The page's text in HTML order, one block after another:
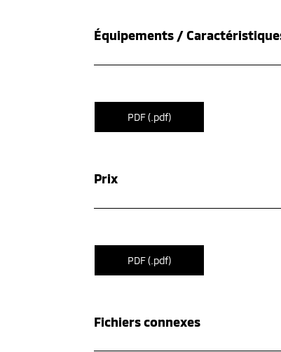
Équipements /
PDF (.pdf)
Prix
PDF (.pdf)
Fichiers connexes